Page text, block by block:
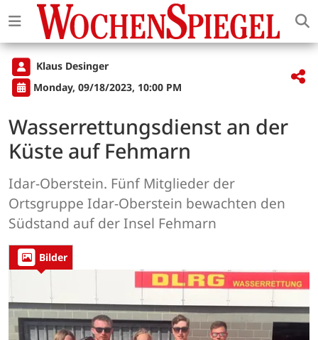
Klaus Desinger
Monday, 09/18/2023, 10:00 PM
Wasserrettungsdienst an der
Küste auf Fehmarn
Idar-Oberstein. Fünf Mitglieder der
Ortsgruppe Idar-Oberstein bewachten den
Südstand auf der Insel Fehmarn
Bilder